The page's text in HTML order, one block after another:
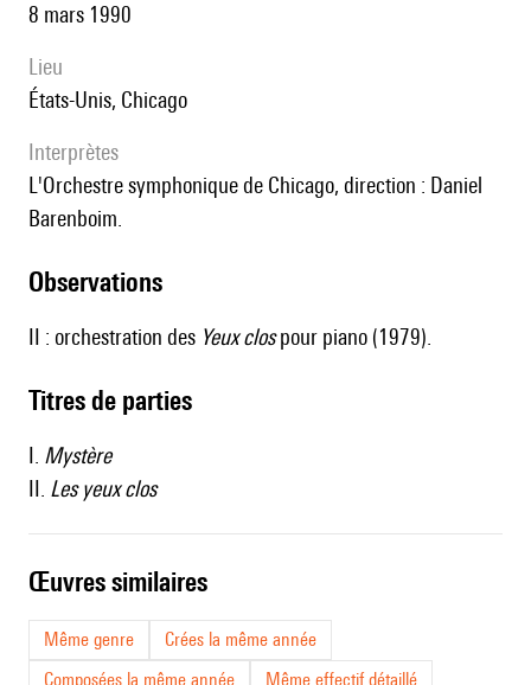
8 mars 1990
lieu
États-Unis, Chicago
interprètes
l'Orchestre symphonique de Chicago, direction : Daniel
Barenboim.
observations
II : orchestration des Yeux clospour piano (1979).
Titres de parties
I. Mystère
II. Les yeux clos
œuvres similaires
Même genre
Crées la même année
Composées la même année
Même effectif détaillé